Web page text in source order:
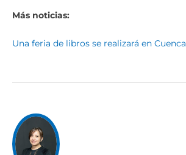
Más noticias:
Una feria de libros se realizará en Cuenca